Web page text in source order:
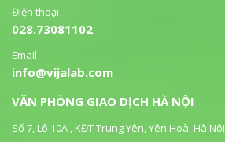
Điện thoại
028.73081102
Email
info@vijalab.com
VĂN PHÒNG GIAO DỊCH HÀ NỘI
Số 7, Lô 10A , KĐT Trung Yên, Yên Hoà, Hà Nội